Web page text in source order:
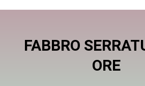
FABBRO
ORE